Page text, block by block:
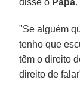
"Se alguém
tenho que
têm o direito
direito de